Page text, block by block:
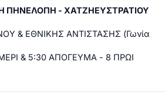
ΠΗΝΕΛΟΠΗ - ΧΑΤΖΗΕΥΣΤΡΑΤΙΟΥ
& ΕΘΝΙΚΗΣ ΑΝΤΙΣΤΑΣΗΣ (Γωνία
& 5:30 ΑΠΟΓΕΥΜΑ - 8 ΠΡΩΙ